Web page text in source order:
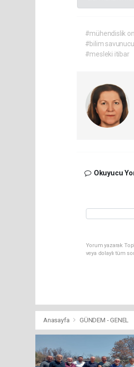
#mühendislik
#bilim
#mesleki itibar
Okuyucu
Yorum yazarak
veya dolaylı tüm
Anasayfa GÜNDEM - GENEL